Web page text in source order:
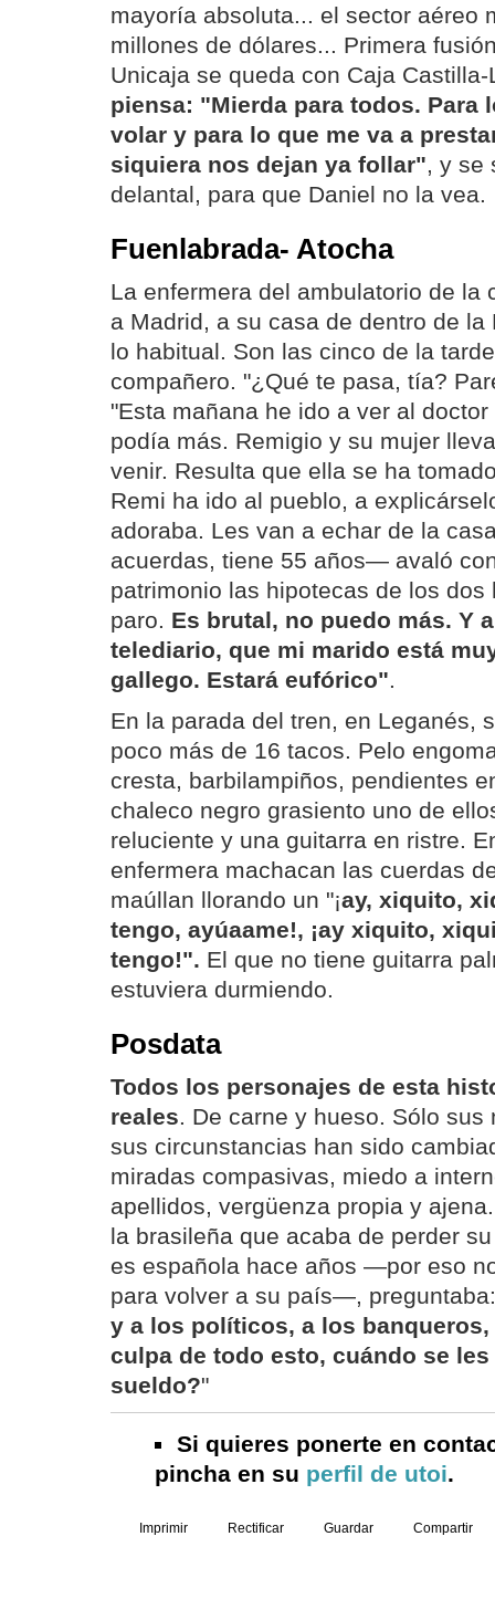
mayoría absoluta... el sector aéreo
millones de dólares... Primera
Unicaja se queda con Caja
piensa: "Mierda para todos. Para
volar y para lo que me va a
siquiera nos dejan ya follar", y se
delantal, para que Daniel no la vea.
Fuenlabrada- Atocha
La enfermera del ambulatorio de la
a Madrid, a su casa de dentro de
lo habitual. Son las cinco de la
compañero. "¿Qué te pasa, tía?
"Esta mañana he ido a ver al
podía más. Remigio y su mujer
venir. Resulta que ella se ha
Remi ha ido al pueblo, a
adoraba. Les van a echar de la
acuerdas, tiene 55 años— avaló
patrimonio las hipotecas de los
paro. Es brutal, no puedo más. Y
telediario, que mi marido está
gallego. Estará eufórico".
En la parada del tren, en Leganés,
poco más de 16 tacos. Pelo
cresta, barbilampiños, pendientes
chaleco negro grasiento uno de
reluciente y una guitarra en ristre.
enfermera machacan las cuerdas
maúllan llorando un "¡ay, xiquito,
tengo, ayúaame!, ¡ay xiquito,
tengo!". El que no tiene guitarra
estuviera durmiendo.
Posdata
Todos los personajes de esta
reales. De carne y hueso. Sólo
sus circunstancias han sido
miradas compasivas, miedo a
apellidos, vergüenza propia y
la brasileña que acaba de perder
es española hace años —por eso
para volver a su país—,
y a los políticos, a los
culpa de todo esto, cuándo se
sueldo?"
Si quieres ponerte en
pincha en su perfil de utoi.
Imprimir Rectificar Guardar Compartir